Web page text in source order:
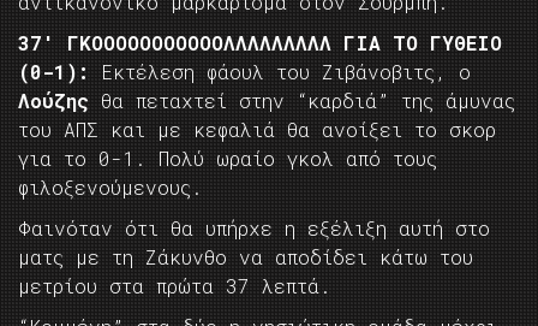
37′ ΓΚΟΟΟΟΟΟΟΟΟΟΟΛΛΛΛΛΛΛΛΛ ΓΙΑ ΤΟ ΓΥΘΕΙΟ
(0-1):
Εκτέλεση φάουλ του Ζιβάνοβιτς, ο
Λούζης θα πεταχτεί στην “καρδιά” της άμυνας
του ΑΠΣ και με κεφαλιά θα ανοίξει το σκορ
για το 0-1. Πολύ ωραίο γκολ από τους
φιλοξενούμενους.
Φαινόταν ότι θα υπήρχε η εξέλιξη αυτή στο
ματς με τη Ζάκυνθο να αποδίδει κάτω του
μετρίου στα πρώτα 37 λεπτά.